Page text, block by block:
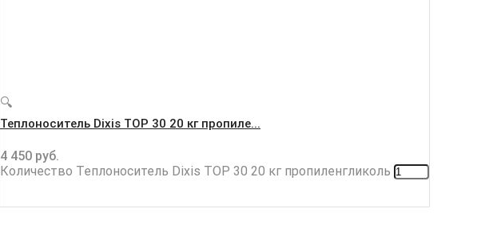
🔍
Теплоноситель Dixis ТОР 30 20 кг пропиле...
4 450 руб.
Количество Теплоноситель Dixis ТОР 30 20 кг пропиленгликоль